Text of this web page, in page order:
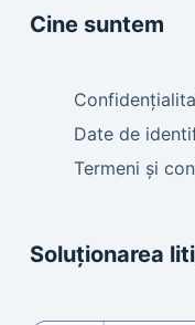
Cine suntem
Date de
Termeni și
Soluționarea